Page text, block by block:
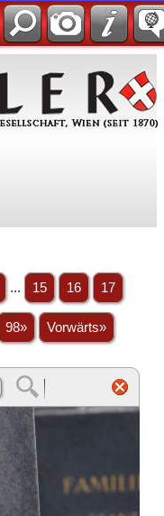
... 15 16 17
98» Vorwärts»